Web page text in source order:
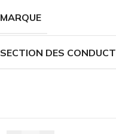
MARQUE
SECTION DES